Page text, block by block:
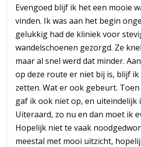
Evengoed blijf ik het een mooie
vinden. Ik was aan het begin
gelukkig had de kliniek voor
wandelschoenen gezorgd. Ze
maar al snel werd dat minder.
op deze route er niet bij is, blijf
zetten. Wat er ook gebeurt.
gaf ik ook niet op, en uiteindelijk
Uiteraard, zo nu en dan moet ik
Hopelijk niet te vaak
meestal met mooi uitzicht,